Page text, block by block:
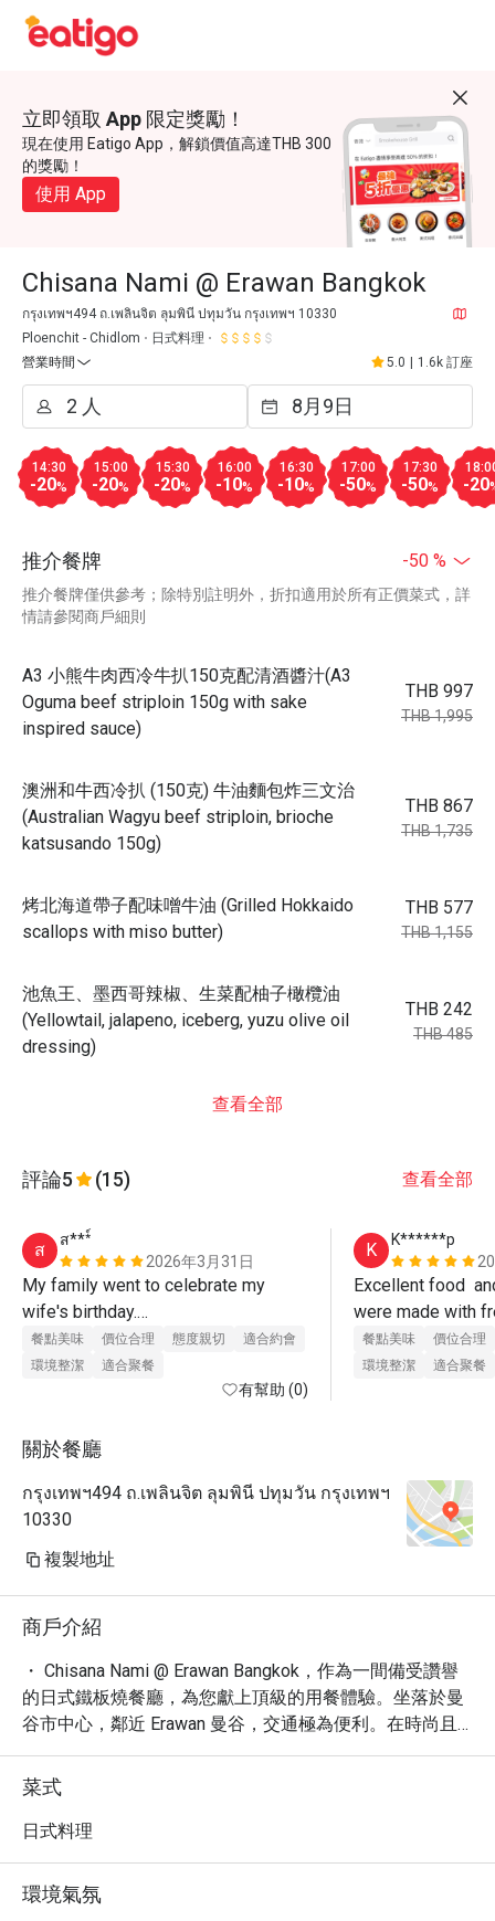
立即領取 App 限定獎勵！
現在使用 Eatigo App，解鎖價值高達THB 300
的獎勵！
使用 App
Chisana Nami @ Erawan Bangkok
กรุงเทพฯ494 ถ.เพลินจิต ลุมพินี ปทุมวัน กรุงเทพฯ 10330
Ploenchit - Chidlom
日式料理
營業時間
5.0 1.6k 訂座
14:30
-20%
15:00
-20%
15:30
-20%
16:00
-10%
16:30
-10%
17:00
-50%
17:30
-50% -20
推介餐牌 -50 %
推介餐牌僅供參考；除特別註明外，折扣適用於所有正價菜式，詳
情請參閱商戶細則
A3 小熊牛肉西冷牛扒150克配清酒醬汁(A3
Oguma beef striploin 150g with sake
inspired sauce)
THB 997
THB 1,995
澳洲和牛西冷扒 (150克) 牛油麵包炸三文治
(Australian Wagyu beef striploin, brioche
katsusando 150g)
THB 867
THB 1,735
烤北海道帶子配味噌牛油 (Grilled Hokkaido
scallops with miso butter)
THB 577
THB 1,155
池魚王、墨西哥辣椒、生菜配柚子橄欖油
(Yellowtail, jalapeno, iceberg, yuzu olive oil
dressing)
THB 242
THB 485
查看全部
評論5 (15) 查看全部
ส
ส***์
2026年3月31日
My family went to celebrate my
wife's birthday.
The kids were enjoying the show
presented by the chef. The service
staff was also attentive and helpful.
more.
restaurant itself is nice and clean.
The restaurant and staffs somehow
surprised us by bringing an Ice
wife's birthday. Almost all the staff
came out to sing Happy Birthday for
it. These small details create a
remembrance in our mind and we will
definitely come back.
Wife is happy, kids are happy - I am
Thank you to the team for your great
service and delicious food. We will
餐點美味 價位合理 態度親切
適合約會
環境整潔
適合聚餐
有幫助 (0)
K
K******p
Excellent food
were made with
and cooked to
us.
餐點美味
價位合理
環境整潔
適合聚餐
關於餐廳
กรุงเทพฯ494 ถ.เพลินจิต ลุมพินี ปทุมวัน กรุงเทพฯ
10330
複製地址
商戶介紹
・ Chisana Nami @ Erawan Bangkok，作為一間備受讚譽
的日式鐵板燒餐廳，為您獻上頂級的用餐體驗。坐落於曼
谷市中心，鄰近 Erawan 曼谷，交通極為便利。在時尚且
舒適的氛圍中，我們精心準備新鮮食材，呈現精湛的日式
鐵板燒料理。
・ 餐廳以其精緻的菜單聞名，您可以品嚐到一系列由主廚
精心製作的美味佳餚。從鮮嫩的肉類到時令海鮮，每一道
外，我們還提供豐富的酒品選擇，包括精選葡萄酒、創意
雞尾酒及烈酒，滿足您不同的口味需求，並貼心提供素食
菜式
日式料理
環境氣氛